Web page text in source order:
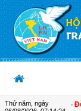
Truy cập nội dung luôn
Thứ năm, ngày
kinh tế tư nhân -